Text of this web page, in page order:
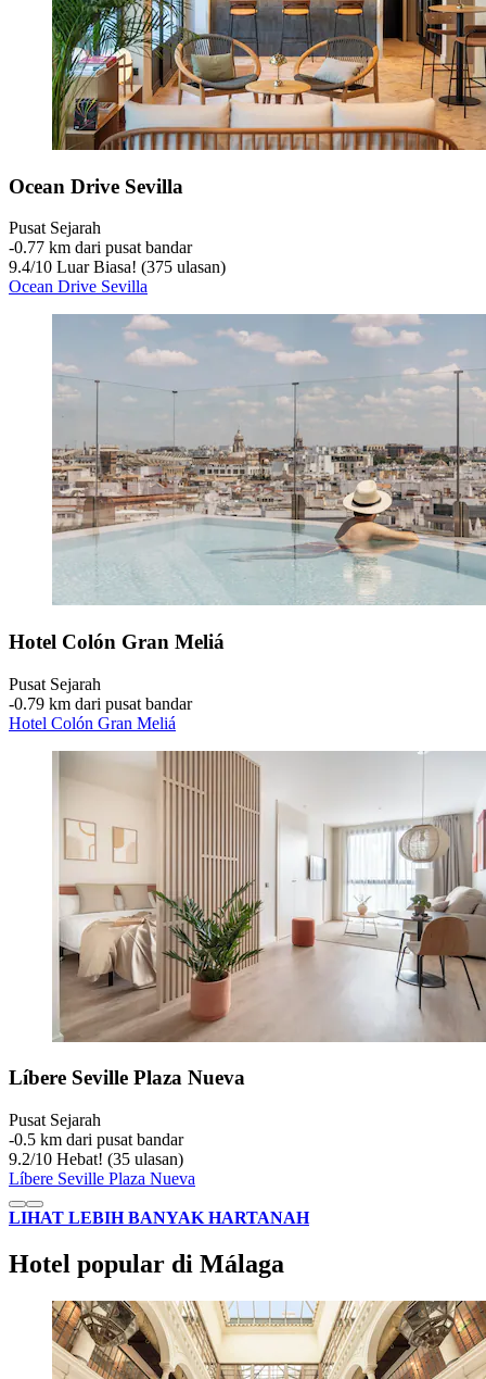
Ocean Drive Sevilla
Pusat Sejarah
‐0.77 km dari pusat bandar
9.4/10 Luar Biasa! (375 ulasan)
Ocean Drive Sevilla
Hotel Colón Gran Meliá
Pusat Sejarah
‐0.79 km dari pusat bandar
Hotel Colón Gran Meliá
Líbere Seville Plaza Nueva
Pusat Sejarah
‐0.5 km dari pusat bandar
9.2/10 Hebat! (35 ulasan)
Líbere Seville Plaza Nueva
LIHAT LEBIH BANYAK HARTANAH
Hotel popular di Málaga